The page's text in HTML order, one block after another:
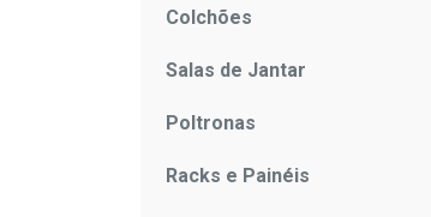
Colchões
Salas de Jantar
Poltronas
Racks e Painéis